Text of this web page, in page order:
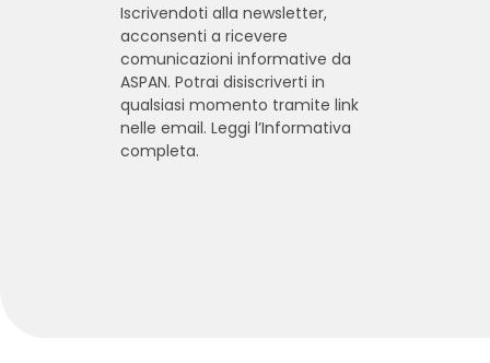
Iscrivendoti alla newsletter,
acconsenti a ricevere
comunicazioni informative da
ASPAN. Potrai disiscriverti in
qualsiasi momento tramite link
nelle email. Leggi l’Informativa
completa.